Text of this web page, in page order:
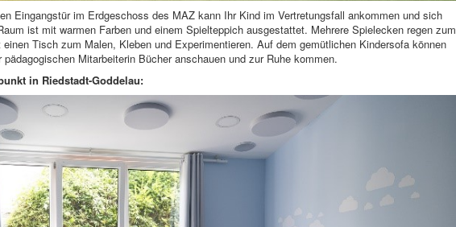
Eingangstür im Erdgeschoss des MAZ kann Ihr Kind im Vertretungsfall ankommen und sich
ist mit warmen Farben und einem Spielteppich ausgestattet. Mehrere Spielecken regen zum
Tisch zum Malen, Kleben und Experimentieren. Auf dem gemütlichen Kindersofa können
Mitarbeiterin Bücher anschauen und zur Ruhe kommen.
in Riedstadt-Goddelau: